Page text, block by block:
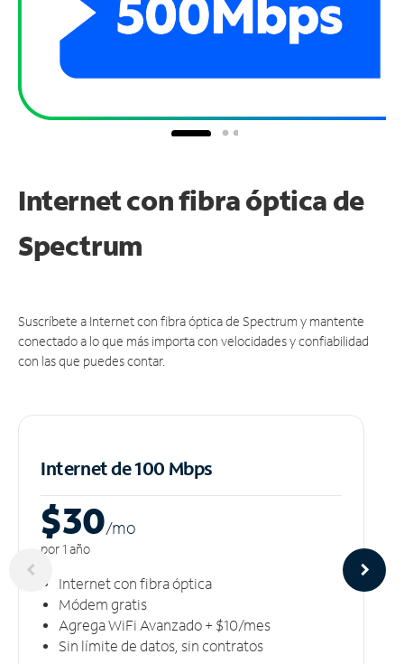
Internet con fibra óptica de
Spectrum
Suscríbete a Internet con fibra óptica de Spectrum y mantente
conectado a lo que más importa con velocidades y confiabilidad
con las que puedes contar.
Internet de 100 Mbps
$30/mo
por 1 año
Internet con fibra óptica
Módem gratis
Agrega WiFi Avanzado + $10/mes
Sin límite de datos, sin contratos